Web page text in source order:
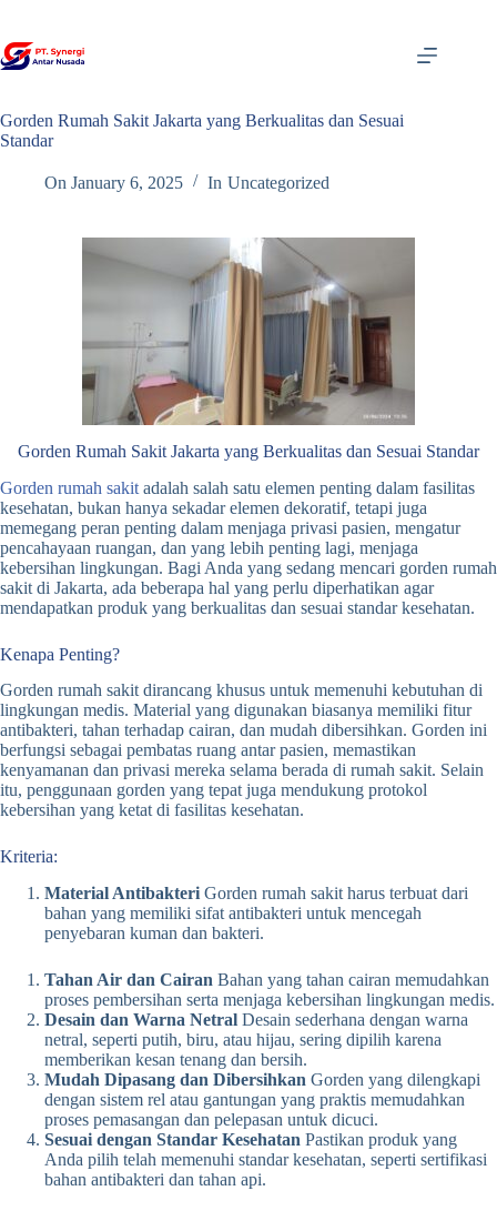
content
Gorden Rumah Sakit Jakarta yang Berkualitas dan Sesuai
Standar
On January 6, 2025 In Uncategorized
Gorden Rumah Sakit Jakarta yang Berkualitas dan Sesuai Standar
Gorden rumah sakit adalah salah satu elemen penting dalam fasilitas
kesehatan, bukan hanya sekadar elemen dekoratif, tetapi juga
memegang peran penting dalam menjaga privasi pasien, mengatur
pencahayaan ruangan, dan yang lebih penting lagi, menjaga
kebersihan lingkungan. Bagi Anda yang sedang mencari gorden rumah
sakit di Jakarta, ada beberapa hal yang perlu diperhatikan agar
mendapatkan produk yang berkualitas dan sesuai standar kesehatan.
Kenapa Penting?
Gorden rumah sakit dirancang khusus untuk memenuhi kebutuhan di
lingkungan medis. Material yang digunakan biasanya memiliki fitur
antibakteri, tahan terhadap cairan, dan mudah dibersihkan. Gorden ini
berfungsi sebagai pembatas ruang antar pasien, memastikan
kenyamanan dan privasi mereka selama berada di rumah sakit. Selain
itu, penggunaan gorden yang tepat juga mendukung protokol
kebersihan yang ketat di fasilitas kesehatan.
Kriteria:
Material Antibakteri Gorden rumah sakit harus terbuat dari
bahan yang memiliki sifat antibakteri untuk mencegah
penyebaran kuman dan bakteri.
Tahan Air dan Cairan Bahan yang tahan cairan memudahkan
proses pembersihan serta menjaga kebersihan lingkungan medis.
Desain dan Warna Netral Desain sederhana dengan warna
netral, seperti putih, biru, atau hijau, sering dipilih karena
memberikan kesan tenang dan bersih.
Mudah Dipasang dan Dibersihkan Gorden yang dilengkapi
dengan sistem rel atau gantungan yang praktis memudahkan
proses pemasangan dan pelepasan untuk dicuci.
Sesuai dengan Standar Kesehatan Pastikan produk yang
Anda pilih telah memenuhi standar kesehatan, seperti sertifikasi
bahan antibakteri dan tahan api.